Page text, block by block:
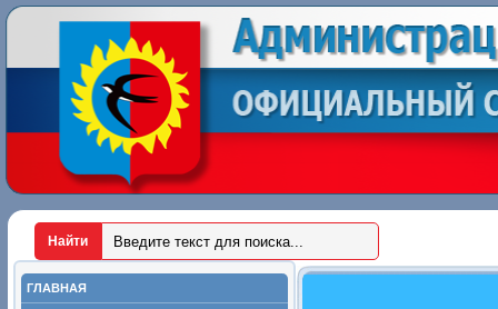
ГЛАВНАЯ